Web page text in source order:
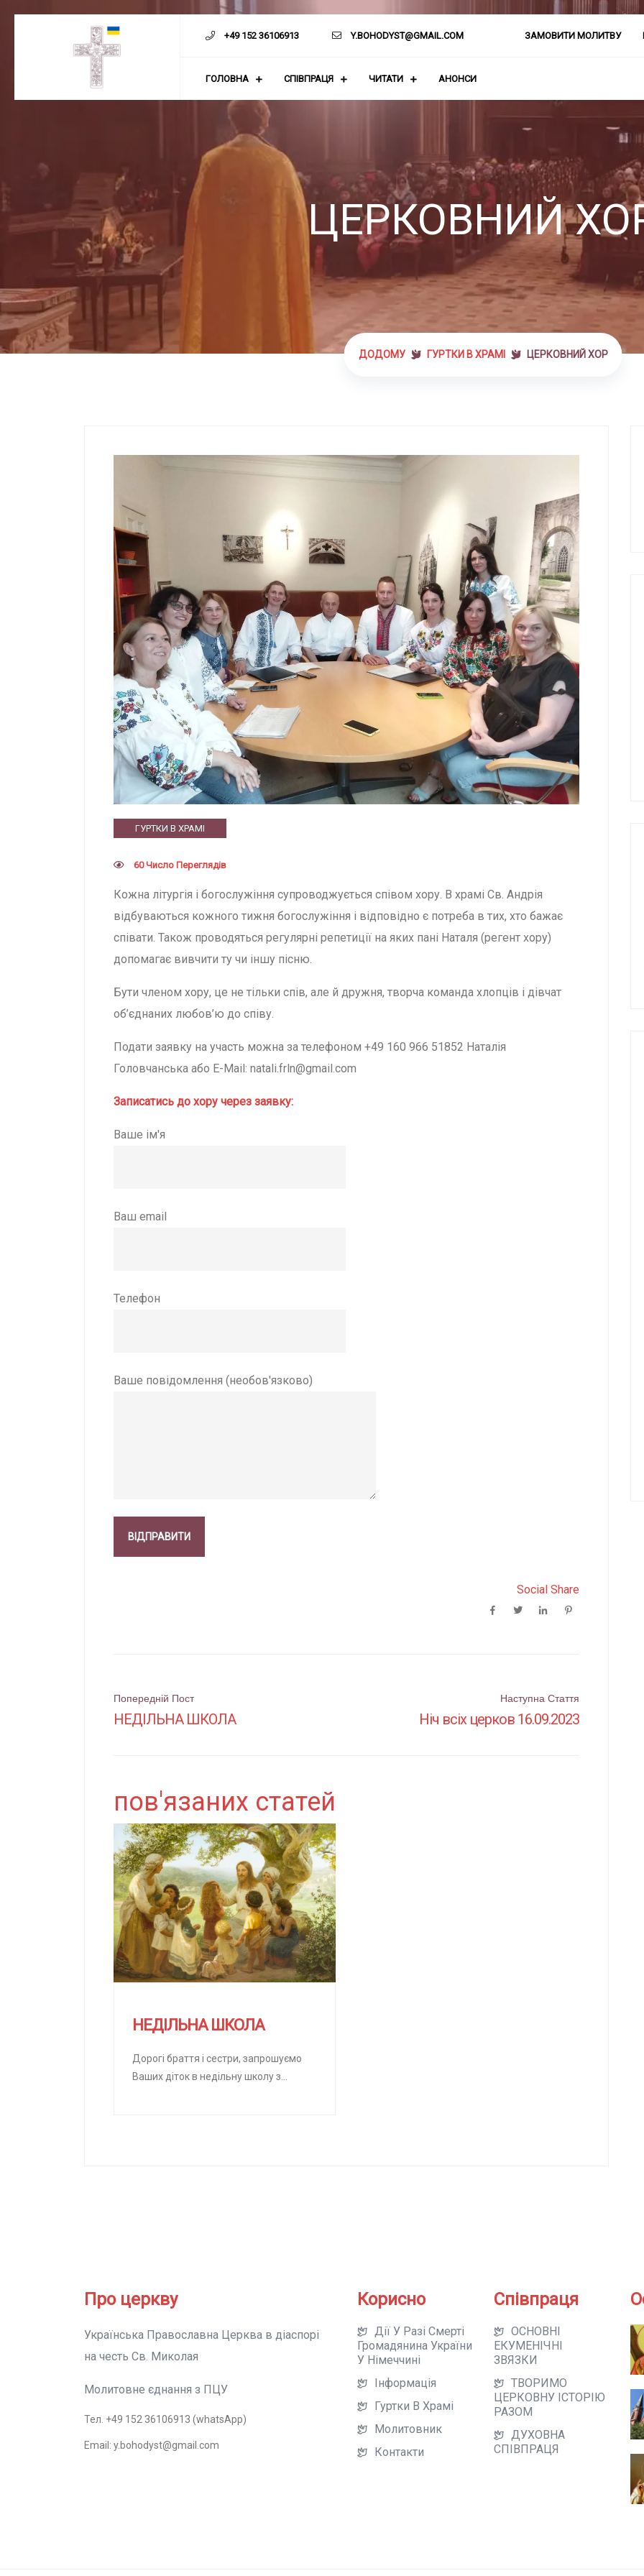
+49 152 36106913 Y.BOHODYST@GMAIL.COM ЗАМОВИТИ МОЛИТВУ
ГОЛОВНА СПІВПРАЦЯ ЧИТАТИ АНОНСИ
ЦЕРКОВНИЙ
ДОДОМУ ГУРТКИ В ХРАМІ ЦЕРКОВНИЙ ХОР
ГУРТКИ В ХРАМІ
60 Число Переглядів
Кожна літургія і богослужіння супроводжується співом хору. В храмі Св. Андрія
відбуваються кожного тижня богослужіння і відповідно є потреба в тих, хто бажає
співати. Також проводяться регулярні репетиції на яких пані Наталя (регент хору)
допомагає вивчити ту чи іншу пісню.
Бути членом хору, це не тільки спів, але й дружня, творча команда хлопців і дівчат
об’єднаних любов’ю до співу.
Подати заявку на участь можна за телефоном +49 160 966 51852 Наталія
Головчанська або E-Mail: natali.frln@gmail.com
Записатись до хору через заявку:
Ваше ім'я
Ваш email
Телефон
Ваше повідомлення (необов'язково)
Social Share
Поштова
навігація
Попередній Пост
НЕДІЛЬНА ШКОЛА
Наступна Стаття
Ніч всіх церков 16.09.2023
пов'язаних статей
НЕДІЛЬНА ШКОЛА
Дорогі браття і сестри, запрошуємо
Ваших діток в недільну школу з
Про церкву
Українська Православна Церква в діаспорі
на честь Св. Миколая
Молитовне єднання з ПЦУ
Тел. +49 152 36106913 (whatsApp)
Email: y.bohodyst@gmail.com
Корисно
Дії У Разі Смерті
Громадянина України
У Німеччині
Інформація
Гуртки В Храмі
Молитовник
Контакти
Співпраця
ОСНОВНІ
ЕКУМЕНІЧНІ
ЗВЯЗКИ
ТВОРИМО
ЦЕРКОВНУ ІСТОРІЮ
РАЗОМ
ДУХОВНА
СПІВПРАЦЯ